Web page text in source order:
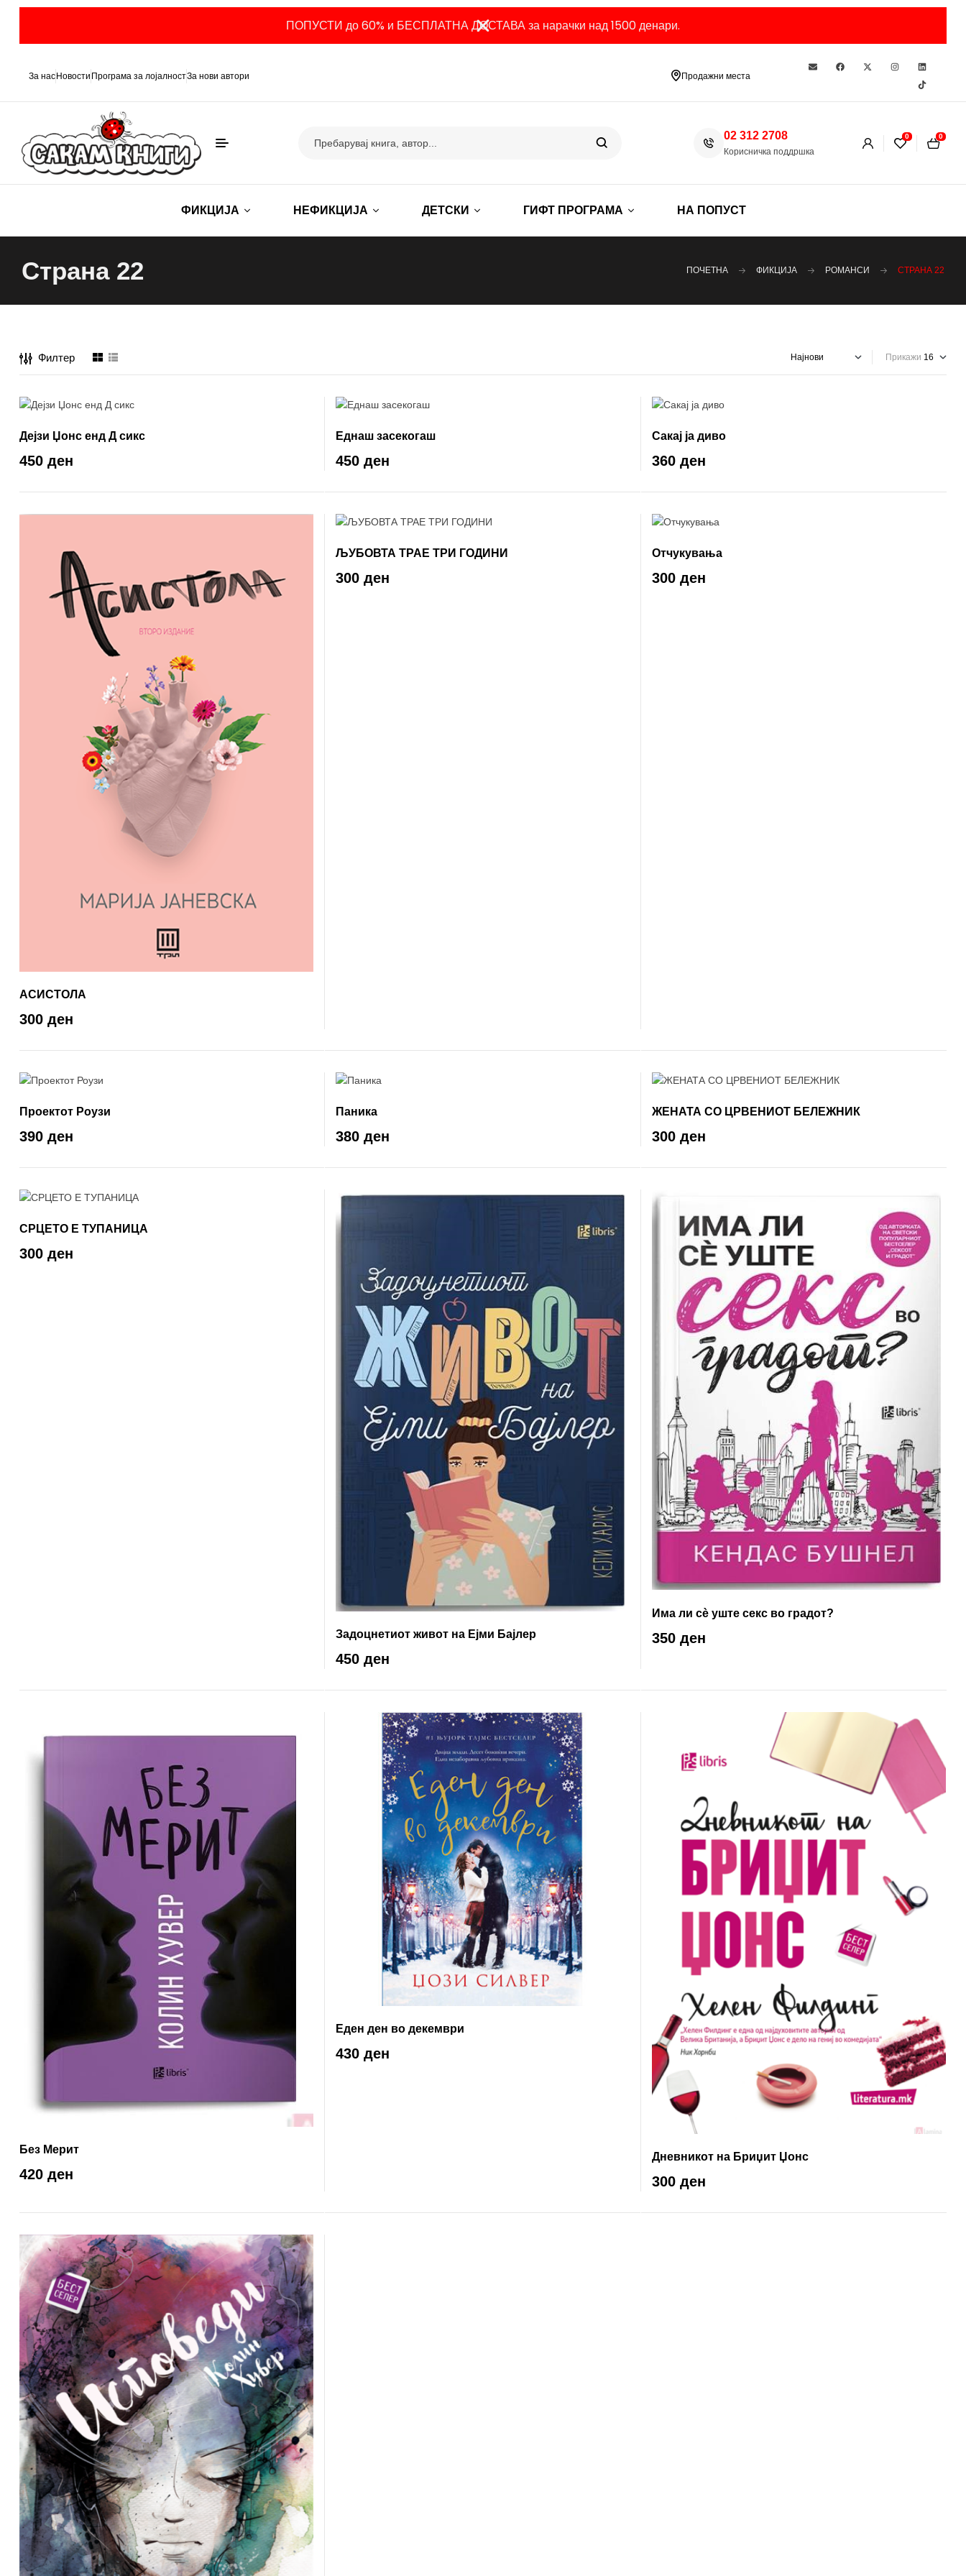
ПОПУСТИ до 60% и БЕСПЛАТНА ДОСТАВА за нарачки над 1500 денари.
За нас Новости Програма за лојалностЗа нови автори Продажни места
02 312 2708
Корисничка поддршка
0 0
ФИКЦИЈА НЕФИКЦИЈА ДЕТСКИ ГИФТ ПРОГРАМА НА ПОПУСТ
Страна 22 ПОЧЕТНА ФИКЦИЈА РОМАНСИ СТРАНА 22
Филтер Прикажи
Дејзи Џонс енд Д сикс
450 ден
Еднаш засекогаш
450 ден
Сакај ја диво
360 ден
АСИСТОЛА
300 ден
ЉУБОВТА ТРАЕ ТРИ ГОДИНИ
300 ден
Отчукувања
300 ден
Проектот Роузи
390 ден
Паника
380 ден
ЖЕНАТА СО ЦРВЕНИОТ БЕЛЕЖНИК
300 ден
СРЦЕТО Е ТУПАНИЦА
300 ден
Задоцнетиот живот на Ејми Бајлер
450 ден
Има ли сè уште секс во градот?
350 ден
Без Мерит
420 ден
Еден ден во декември
430 ден
Дневникот на Бриџит Џонс
300 ден